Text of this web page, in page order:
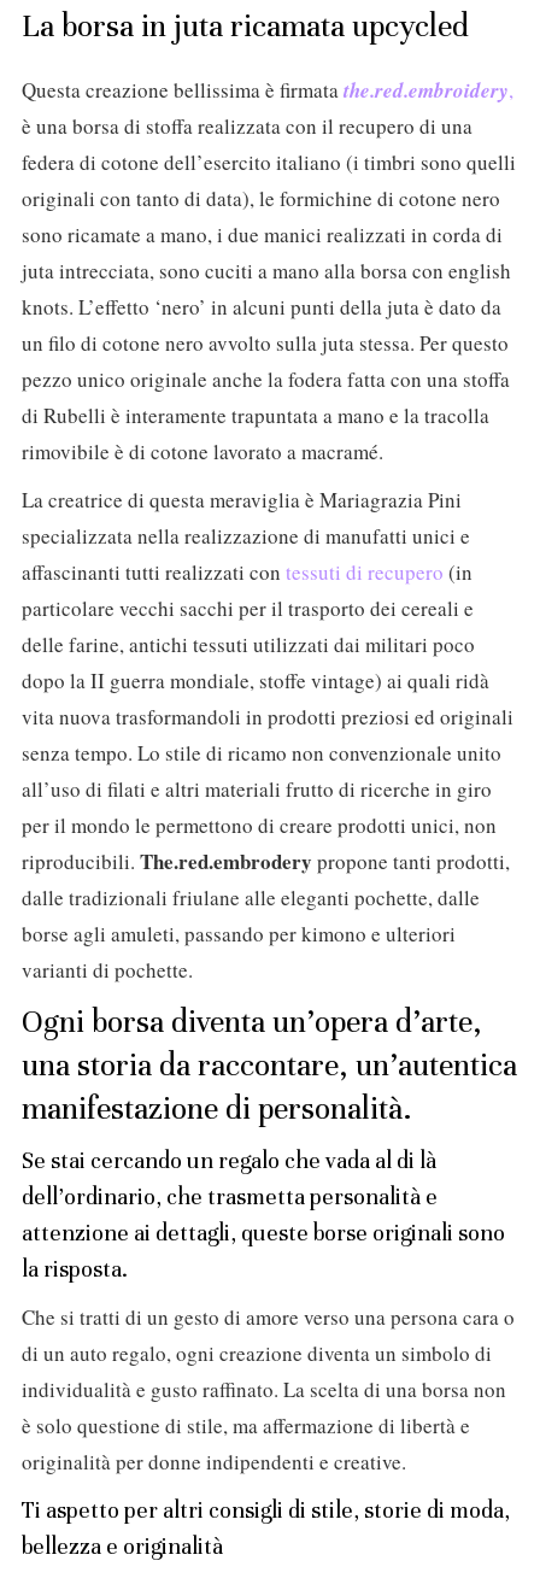
La borsa in juta ricamata upcycled
Questa creazione bellissima è firmatathe.red.embroidery,
è una borsa di stoffa realizzata con il recupero di una
federa di cotone dell’esercito italiano (i timbri sono quelli
originali con tanto di data), le formichine di cotone nero
sono ricamate a mano, i due manici realizzati in corda di
juta intrecciata, sono cuciti a mano alla borsa con english
knots. L’effetto ‘nero’ in alcuni punti della juta è dato da
un filo di cotone nero avvolto sulla juta stessa. Per questo
pezzo unico originale anche la fodera fatta con una stoffa
di Rubelli è interamente trapuntata a mano e la tracolla
rimovibile è di cotone lavorato a macramé.
La creatrice di questa meraviglia è Mariagrazia Pini
specializzata nella realizzazione di manufatti unici e
affascinanti tutti realizzati con tessuti di recupero (in
particolare vecchi sacchi per il trasporto dei cereali e
delle farine, antichi tessuti utilizzati dai militari poco
dopo la II guerra mondiale, stoffe vintage) ai quali ridà
vita nuova trasformandoli in prodotti preziosi ed originali
senza tempo. Lo stile di ricamo non convenzionale unito
all’uso di filati e altri materiali frutto di ricerche in giro
per il mondo le permettono di creare prodotti unici, non
riproducibili. The.red.embrodery propone tanti prodotti,
dalle tradizionali friulane alle eleganti pochette, dalle
borse agli amuleti, passando per kimono e ulteriori
varianti di pochette.
Ogni borsa diventa un’opera d’arte,
una storia da raccontare, un’autentica
manifestazione di personalità.
Se stai cercando un regalo che vada al di là
dell’ordinario, che trasmetta personalità e
attenzione ai dettagli, queste borse originali sono
la risposta.
Che si tratti di un gesto di amore verso una persona cara o
di un auto regalo, ogni creazione diventa un simbolo di
individualità e gusto raffinato. La scelta di una borsa non
è solo questione di stile, ma affermazione di libertà e
originalità per donne indipendenti e creative.
Ti aspetto per altri consigli di stile, storie di moda,
bellezza e originalità